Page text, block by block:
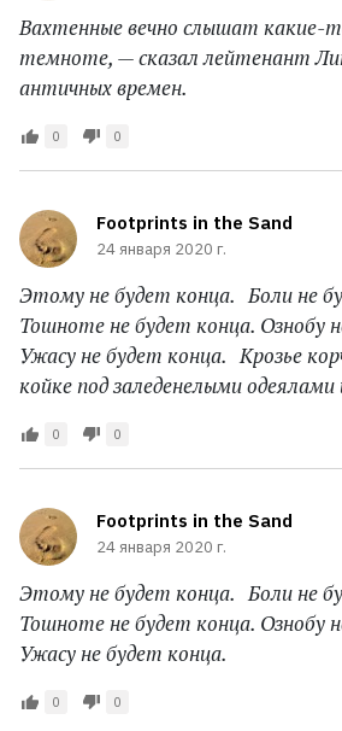
Вахтенные вечно слышат какие-
темноте, — сказал лейтенант
античных времен.
0 0
Footprints in the Sand
24 января 2020 г.
Этому не будет конца. Боли не
Тошноте не будет конца. Ознобу
Ужасу не будет конца. Крозье
койке под заледенелыми
0 0
Footprints in the Sand
24 января 2020 г.
Этому не будет конца. Боли не
Тошноте не будет конца. Ознобу
Ужасу не будет конца.
0 0